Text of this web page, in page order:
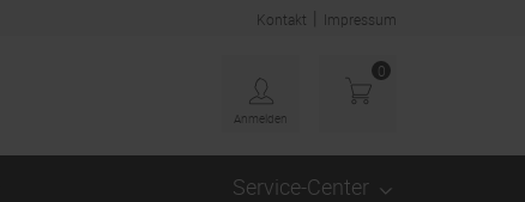
Kontakt Impressum
Anmelden
0
Service-Center